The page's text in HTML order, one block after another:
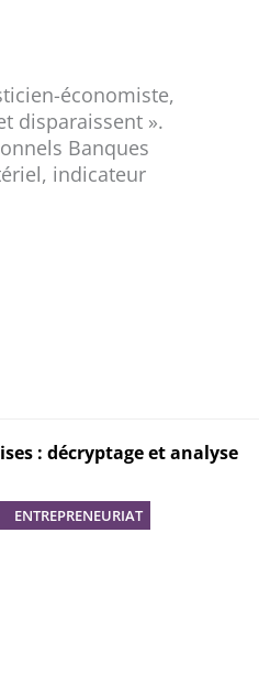
économiste,
disparaissent ».
Banques
indicateur
: décryptage et analyse
ENTREPRENEURIAT